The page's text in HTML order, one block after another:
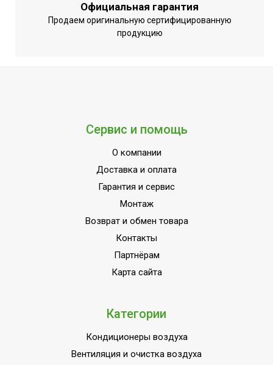
Официальная гарантия
Продаем оригинальную сертифицированную
продукцию
Сервис и помощь
О компании
Доставка и оплата
Гарантия и сервис
Монтаж
Возврат и обмен товара
Контакты
Партнёрам
Карта сайта
Категории
Кондиционеры воздуха
Вентиляция и очистка воздуха